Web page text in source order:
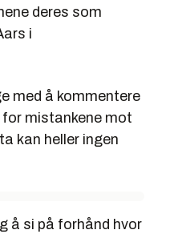
deres som
i
med å kommentere
for mistankene mot
kan heller ingen
å si på forhånd hvor